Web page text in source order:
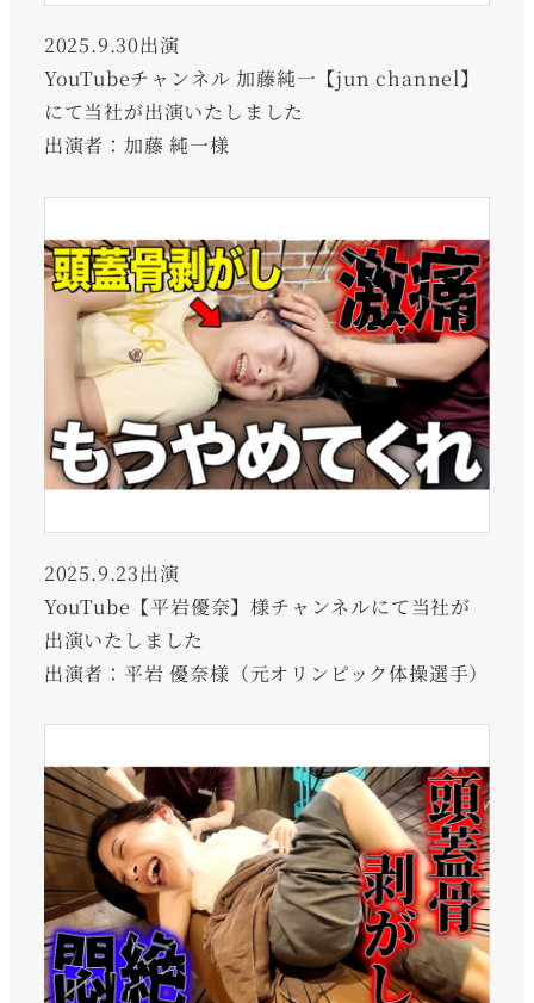
2025.9.30出演
YouTubeチャンネル 加藤純一【jun channel】
にて当社が出演いたしました
出演者：加藤 純一様
2025.9.23出演
YouTube【平岩優奈】様チャンネルにて当社が
出演いたしました
出演者：平岩 優奈様（元オリンピック体操選手）